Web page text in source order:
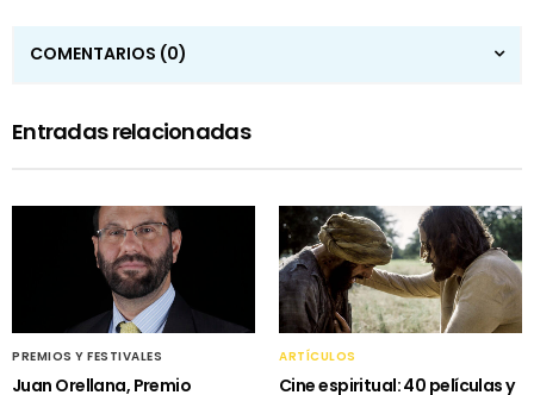
COMENTARIOS (0)
Entradas relacionadas
PREMIOS Y FESTIVALES
Juan Orellana, Premio
ARTÍCULOS
Cine espiritual: 40 películas y